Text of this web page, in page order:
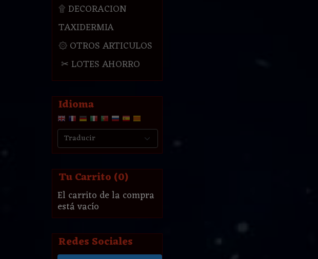
۩ DECORACION
TAXIDERMIA
۞ OTROS ARTICULOS
✂ LOTES AHORRO
Idioma
Tu Carrito (0)
El carrito de la compra
está vacío
Redes Sociales